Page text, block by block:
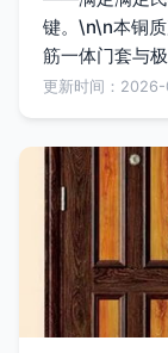
键。\n\n本铜
筋一体门套与
更新时间：